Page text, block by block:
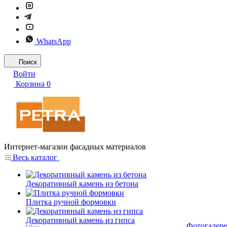
WhatsApp
Поиск
Войти
Корзина 0
Интернет-магазин фасадных материалов
Весь каталог
Декоративный камень из бетона
Плитка ручной формовки
Декоративный камень из гипса